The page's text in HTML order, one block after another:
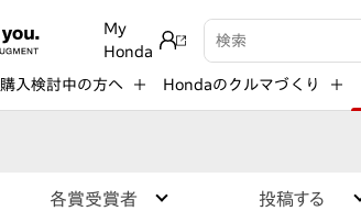
My
Honda
検索キーワード入力
購入検討中の方へ Hondaのクルマづくり
各賞受賞者 投稿する